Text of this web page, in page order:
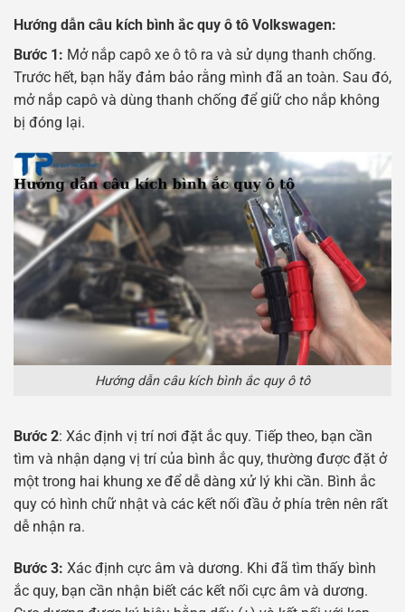
Hướng dẫn câu kích bình ắc quy ô tô Volkswagen:
Bước 1: Mở nắp capô xe ô tô ra và sử dụng thanh chống.
Trước hết, bạn hãy đảm bảo rằng mình đã an toàn. Sau đó,
mở nắp capô và dùng thanh chống để giữ cho nắp không
bị đóng lại.
Hướng dẫn câu kích bình ắc quy ô tô
Bước 2: Xác định vị trí nơi đặt ắc quy. Tiếp theo, bạn cần
tìm và nhận dạng vị trí của bình ắc quy, thường được đặt ở
một trong hai khung xe để dễ dàng xử lý khi cần. Bình ắc
quy có hình chữ nhật và các kết nối đầu ở phía trên nên rất
dễ nhận ra.
Bước 3: Xác định cực âm và dương. Khi đã tìm thấy bình
ắc quy, bạn cần nhận biết các kết nối cực âm và dương.